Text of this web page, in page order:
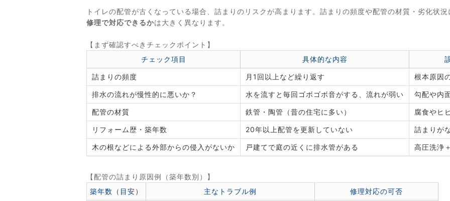
トイレの配管が古くなっている場合、詰まりのリスクが高まります。詰まりの頻度や配管の材質・劣化状
修理で対応できるかは大きく異なります。
【まず確認すべきチェックポイント】
チェック項目
具体的な内容
詰まりの頻度 月1回以上など繰り返す 根本原因
排水の流れが慢性的に悪いか？ 水を流すと毎回ゴボゴボ音がする、流れが弱い 勾配や内
配管の材質 鉄管・陶管（昔の住宅に多い） 腐食やヒ
リフォーム歴・築年数 20年以上配管を更新していない 詰まりが
木の根などによる外部からの侵入がないか 戸建てで庭の近くに排水管がある 高圧洗浄
【配管の詰まり原因例（築年数別）】
築年数（目安）
主なトラブル例 修理対応の可否